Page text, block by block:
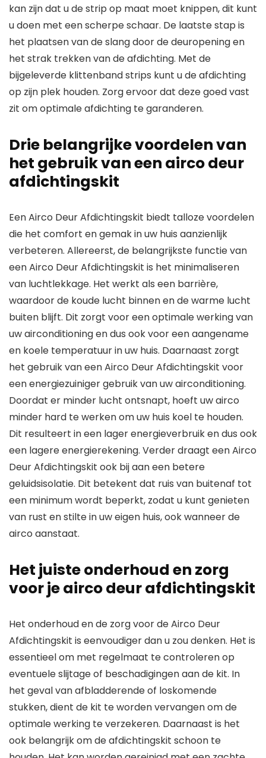
kan zijn dat u de strip op maat moet knippen, dit kunt
u doen met een scherpe schaar. De laatste stap is
het plaatsen van de slang door de deuropening en
het strak trekken van de afdichting. Met de
bijgeleverde klittenband strips kunt u de afdichting
op zijn plek houden. Zorg ervoor dat deze goed vast
zit om optimale afdichting te garanderen.
Drie belangrijke voordelen van
het gebruik van een airco deur
afdichtingskit
Een Airco Deur Afdichtingskit biedt talloze voordelen
die het comfort en gemak in uw huis aanzienlijk
verbeteren. Allereerst, de belangrijkste functie van
een Airco Deur Afdichtingskit is het minimaliseren
van luchtlekkage. Het werkt als een barrière,
waardoor de koude lucht binnen en de warme lucht
buiten blijft. Dit zorgt voor een optimale werking van
uw airconditioning en dus ook voor een aangename
en koele temperatuur in uw huis. Daarnaast zorgt
het gebruik van een Airco Deur Afdichtingskit voor
een energiezuiniger gebruik van uw airconditioning.
Doordat er minder lucht ontsnapt, hoeft uw airco
minder hard te werken om uw huis koel te houden.
Dit resulteert in een lager energieverbruik en dus ook
een lagere energierekening. Verder draagt een Airco
Deur Afdichtingskit ook bij aan een betere
geluidsisolatie. Dit betekent dat ruis van buitenaf tot
een minimum wordt beperkt, zodat u kunt genieten
van rust en stilte in uw eigen huis, ook wanneer de
airco aanstaat.
Het juiste onderhoud en zorg
voor je airco deur afdichtingskit
Het onderhoud en de zorg voor de Airco Deur
Afdichtingskit is eenvoudiger dan u zou denken. Het is
essentieel om met regelmaat te controleren op
eventuele slijtage of beschadigingen aan de kit. In
het geval van afbladderende of loskomende
stukken, dient de kit te worden vervangen om de
optimale werking te verzekeren. Daarnaast is het
ook belangrijk om de afdichtingskit schoon te